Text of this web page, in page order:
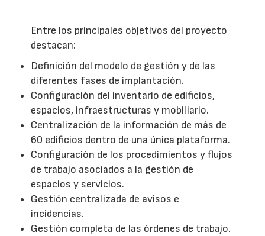
Entre los principales objetivos del proyecto
destacan:
Definición del modelo de gestión y de las
diferentes fases de implantación.
Configuración del inventario de edificios,
espacios, infraestructuras y mobiliario.
Centralización de la información de más de
60 edificios dentro de una única plataforma.
Configuración de los procedimientos y flujos
de trabajo asociados a la gestión de
espacios y servicios.
Gestión centralizada de avisos e
incidencias.
Gestión completa de las órdenes de trabajo.